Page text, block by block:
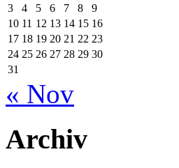
3
4 5 6 7 8
9
10 11 12 13 14 15 16
17 18 19 20 21 22 23
24 25 26 27 28 29 30
31
« Nov
Archiv